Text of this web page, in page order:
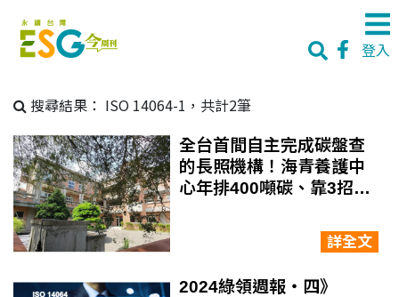
登入
搜尋結果： ISO 14064-1，共計2筆
全台首間自主完成碳盤查
的長照機構！海青養護中
心年排400噸碳、靠3招啟
詳全文
2024綠領週報‧四》